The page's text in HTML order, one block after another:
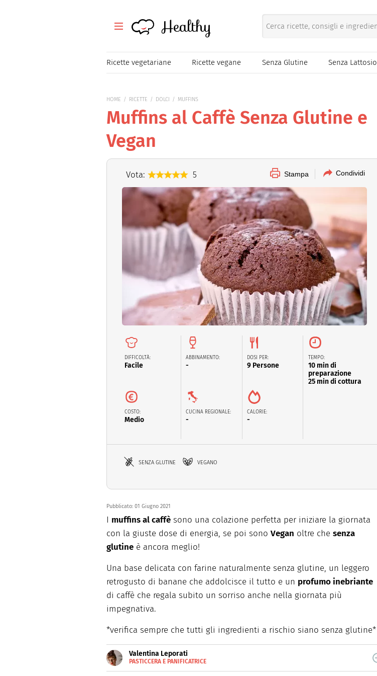
Healthy
Healthy
Ricette vegetariane Ricette vegane Senza Glutine Senza Lattosio
Tutte le ricette
Ricette veloci
Mangiare Sano
HOME RICETTE DOLCI MUFFINS
Muffins al Caffè Senza Glutine e
Vegan
Vota: 5 Stampa Condividi
DIFFICOLTÀ:
Facile
ABBINAMENTO:
-
COSTO:
Medio
CUCINA REGIONALE:
-
DOSI PER:
9 Persone
CALORIE:
-
TEMPO:
10 min di
preparazione
25 min di cottura
SENZA GLUTINE VEGANO
Pubblicato: 01 Giugno 2021
I muffins al caffè sono una colazione perfetta per iniziare la giornata
con la giuste dose di energia, se poi sono Vegan oltre che senza
glutine è ancora meglio!
Una base delicata con farine naturalmente senza glutine, un leggero
retrogusto di banane che addolcisce il tutto e un profumo inebriante
di caffè che regala subito un sorriso anche nella giornata più
impegnativa.
*verifica sempre che tutti gli ingredienti a rischio siano senza glutine*
Valentina Leporati
PASTICCERA E PANIFICATRICE
Valentina Leporati, celiaca dalla nascita, trasforma la sua malattia in